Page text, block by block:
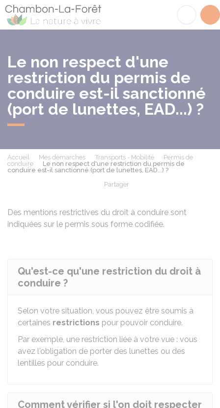
Le non respect d'une
restriction du permis de
conduire est-il sanctionné
(port de lunettes, EAD...) ?
Accueil Mes démarches Transports - Mobilité
Permis de
conduire
Le non respect d'une restriction du permis de
conduire est-il sanctionné (port de lunettes, EAD...) ?
Partager
Des mentions restrictives du droit à conduire sont
indiquées sur le permis sous forme codifiée.
Qu'est-ce qu'une restriction du droit à
conduire ?
Selon votre situation, vous pouvez être soumis à
certaines restrictions pour pouvoir conduire.
Par exemple, une restriction liée à votre vue : vous
avez l'obligation de porter des lunettes ou des
lentilles pour conduire.
Comment vérifier si l'on doit respecter